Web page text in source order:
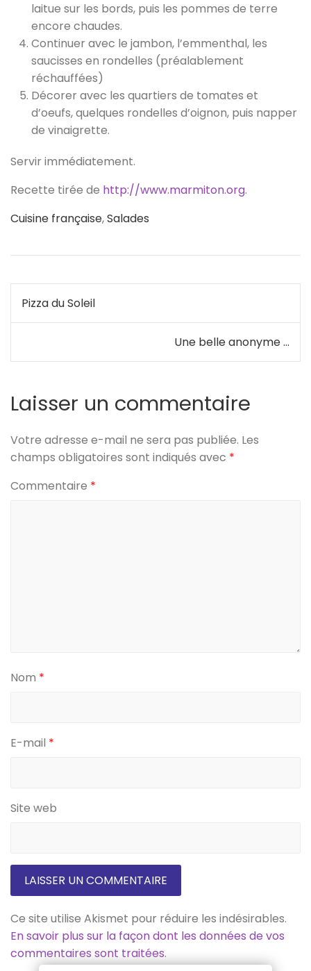
laitue sur les bords, puis les pommes de terre
encore chaudes.
Continuer avec le jambon, l’emmenthal, les
saucisses en rondelles (préalablement
réchauffées)
Décorer avec les quartiers de tomates et
d’oeufs, quelques rondelles d’oignon, puis napper
de vinaigrette.
Servir immédiatement.
Recette tirée de http://www.marmiton.org.
Cuisine française,Salades
Navigation
de
l’article
Pizza du Soleil
Une belle anonyme …
Laisser un commentaire
Votre adresse e-mail ne sera pas publiée. Les
champs obligatoires sont indiqués avec *
Commentaire *
Nom *
E-mail *
Site web
Ce site utilise Akismet pour réduire les indésirables.
En savoir plus sur la façon dont les données de vos
commentaires sont traitées.